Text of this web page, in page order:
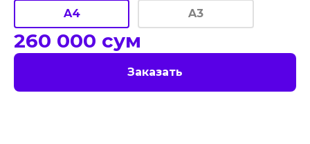
A4
A3
260 000 сум
Заказать